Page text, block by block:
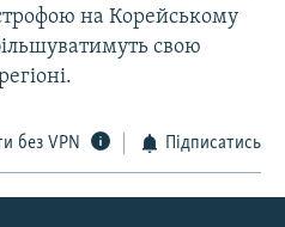
на Корейському
свою
без VPN Підписатись